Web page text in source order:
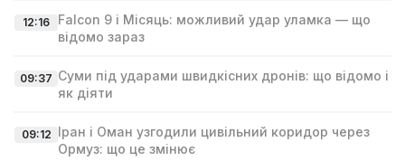
12:16
Falcon 9 і Місяць: можливий удар уламка — що
відомо зараз
09:37 Суми під ударами швидкісних дронів: що відомо і
як діяти
09:12 Іран і Оман узгодили цивільний коридор через
Ормуз: що це змінює